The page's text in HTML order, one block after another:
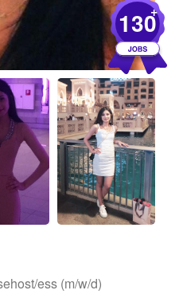
130
+
ess (m/w/d)